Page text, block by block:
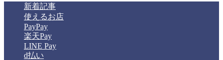
新着記事
使えるお店
PayPay
楽天Pay
LINE Pay
d払い